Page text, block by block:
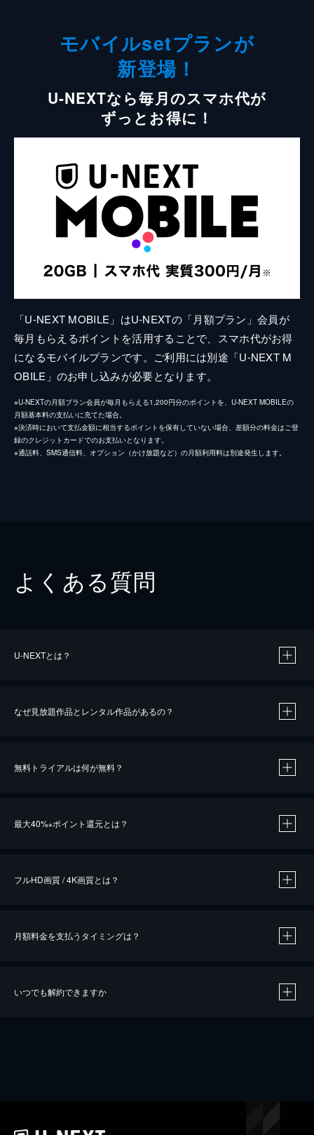
モバイルsetプランが
新登場！
U-NEXTなら毎月のスマホ代が
ずっとお得に！
「U-NEXT MOBILE」はU-NEXTの「月額プラン」会員が
毎月もらえるポイントを活用することで、スマホ代がお得
になるモバイルプランです。ご利用には別途「U-NEXT M
OBILE」のお申し込みが必要となります。
※U-NEXTの月額プラン会員が毎月もらえる1,200円分のポイントを、U-NEXT MOBILEの
月額基本料の支払いに充てた場合。
※決済時において支払金額に相当するポイントを保有していない場合、差額分の料金はご登
録のクレジットカードでのお支払いとなります。
※通話料、SMS通信料、オプション（かけ放題など）の月額利用料は別途発生します。
よくある質問
U-NEXTとは？
なぜ見放題作品とレンタル作品があるの？
無料トライアルは何が無料？
最大40%※ポイント還元とは？
※40％ポイント還元の対象は、クレジットカード決済による作品の購入 / レンタルです。
iOSアプリのUコイン決済による作品の購入 / レンタルは、20％のポイント還元です。
フルHD画質 / 4K画質とは？
月額料金を支払うタイミングは？
いつでも解約できますか